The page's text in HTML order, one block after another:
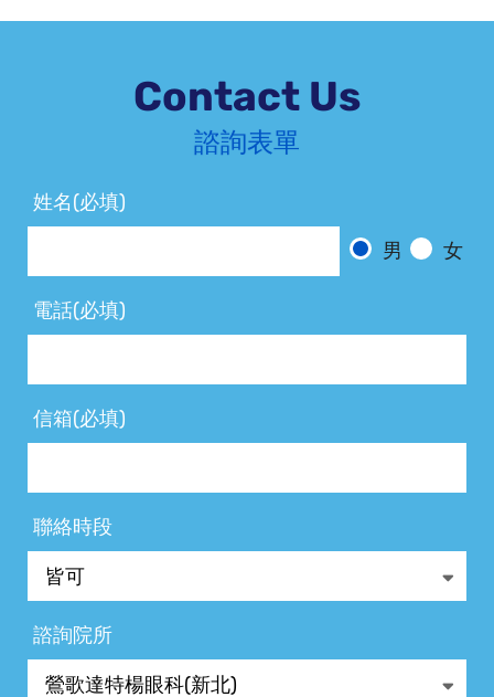
Contact Us
諮詢表單
姓名(必填)
男
女
電話(必填)
信箱(必填)
聯絡時段
諮詢院所